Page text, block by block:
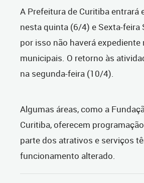
A Prefeitura de Curitiba entrará
nesta quinta (6/4) e Sexta-feira
por isso não haverá expediente
municipais. O retorno às
na segunda-feira (10/4).
Algumas áreas, como a
Curitiba, oferecem
parte dos atrativos e serviços
funcionamento alterado.